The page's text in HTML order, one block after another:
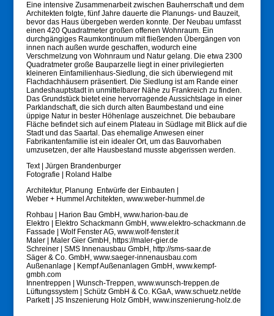
Eine intensive Zusammenarbeit zwischen Bauherrschaft und dem
Architekten folgte, fünf Jahre dauerte die Planungs- und Bauzeit,
bevor das Haus übergeben werden konnte. Der Neubau umfasst
einen 420 Quadratmeter großen offenen Wohnraum. Ein
durchgängiges Raumkontinuum mit fließenden Übergängen von
innen nach außen wurde geschaffen, wodurch eine
Verschmelzung von Wohnraum und Natur gelang. Die etwa 2300
Quadratmeter große Bauparzelle liegt in einer privilegierten
kleineren Einfamilienhaus-Siedlung, die sich überwiegend mit
Flachdachhäusern präsentiert. Die Siedlung ist am Rande einer
Landeshauptstadt in unmittelbarer Nähe zu Frankreich zu finden.
Das Grundstück bietet eine hervorragende Aussichtslage in einer
Parklandschaft, die sich durch alten Baumbestand und eine
üppige Natur in bester Höhenlage auszeichnet. Die bebaubare
Fläche befindet sich auf einem Plateau in Südlage mit Blick auf die
Stadt und das Saartal. Das ehemalige Anwesen einer
Fabrikantenfamilie ist ein idealer Ort, um das Bauvorhaben
umzusetzen, der alte Hausbestand musste abgerissen werden.
Text | Jürgen Brandenburger
Fotografie | Roland Halbe
Architektur, Planung Entwürfe der Einbauten |
Weber + Hummel Architekten, www.weber-hummel.de
Rohbau | Harion Bau GmbH, www.harion-bau.de
Elektro | Elektro Schackmann GmbH, www.elektro-schackmann.de
Fassade | Wolf Fenster AG, www.wolf-fenster.it
Maler | Maler Gier GmbH, https://maler-gier.de
Schreiner | SMS Innenausbau GmbH, http://sms-saar.de
Säger & Co. GmbH, www.saeger-innenausbau.com
Außenanlage | Kempf Außenanlagen GmbH, www.kempf-
gmbh.com
Innentreppen | Wunsch-Treppen, www.wunsch-treppen.de
Lüftungssystem | Schütz GmbH & Co. KGaA, www.schuetz.net/de
Parkett | JS Inszenierung Holz GmbH, www.inszenierung-holz.de